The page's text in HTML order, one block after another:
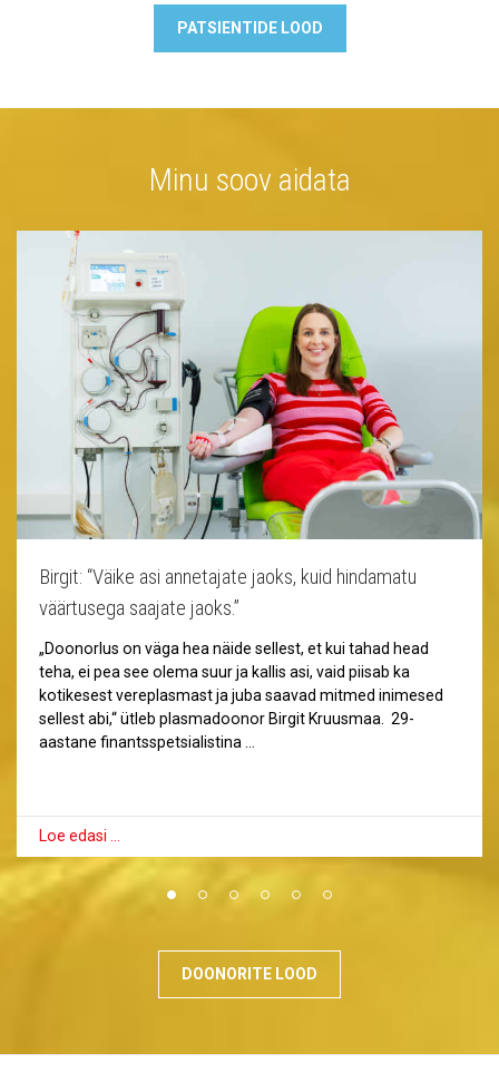
PATSIENTIDE LOOD
Minu soov aidata
Birgit: “Väike asi annetajate jaoks, kuid hindamatu
väärtusega saajate jaoks.”
„Doonorlus on väga hea näide sellest, et kui tahad head
teha, ei pea see olema suur ja kallis asi, vaid piisab ka
kotikesest vereplasmast ja juba saavad mitmed inimesed
sellest abi,“ ütleb plasmadoonor Birgit Kruusmaa. 29-
aastane finantsspetsialistina …
Loe edasi …
DOONORITE LOOD